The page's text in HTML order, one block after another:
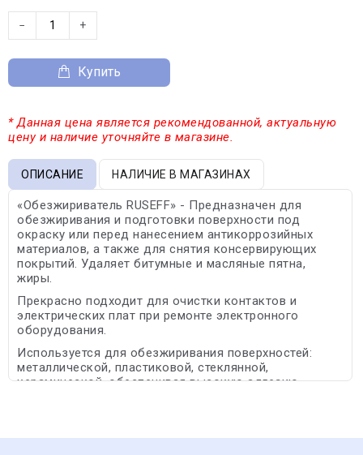
− +
Купить
* Данная цена является рекомендованной, актуальную
цену и наличие уточняйте в магазине.
ОПИСАНИЕ НАЛИЧИЕ В МАГАЗИНАХ
«Обезжириватель RUSEFF» - Предназначен для
обезжиривания и подготовки поверхности под
окраску или перед нанесением антикоррозийных
материалов, а также для снятия консервирующих
покрытий. Удаляет битумные и масляные пятна,
жиры.
Прекрасно подходит для очистки контактов и
электрических плат при ремонте электронного
оборудования.
Используется для обезжиривания поверхностей:
металлической, пластиковой, стеклянной,
керамической, обеспечивая высокую адгезию.